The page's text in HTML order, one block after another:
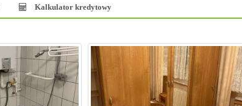
Kalkulator kredytowy